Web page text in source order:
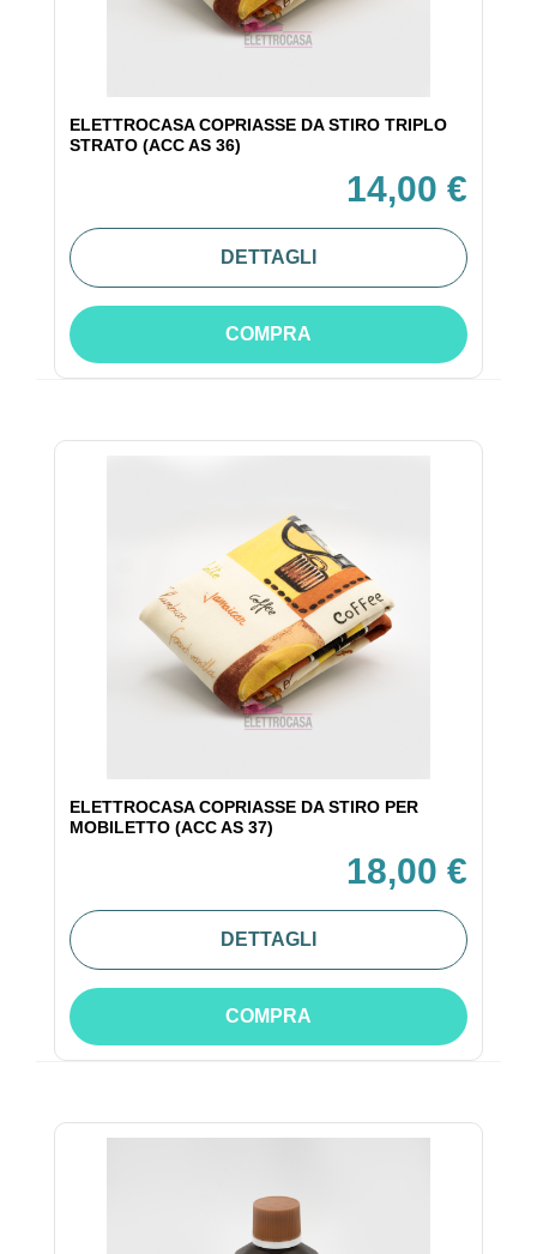
ELETTROCASA COPRIASSE DA STIRO TRIPLO
STRATO (ACC AS 36)
14,00 €
DETTAGLI
COMPRA
ELETTROCASA COPRIASSE DA STIRO PER
MOBILETTO (ACC AS 37)
18,00 €
DETTAGLI
COMPRA